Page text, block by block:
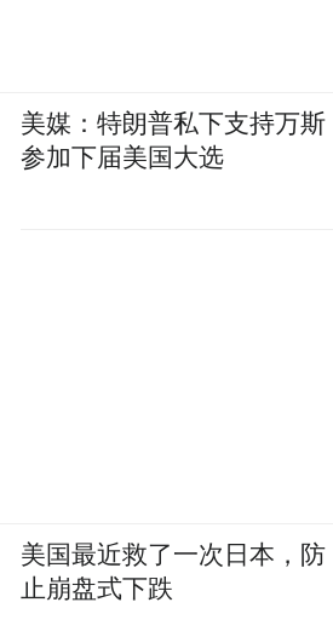
美媒：特朗普私下支持万斯
参加下届美国大选
美国最近救了一次日本，防
止崩盘式下跌